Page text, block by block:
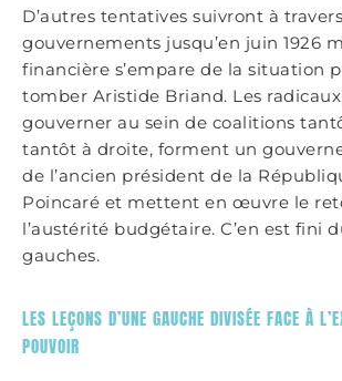
D’autres tentatives suivront à
gouvernements jusqu’en juin 1926
financière s’empare de la situation
tomber Aristide Briand. Les
gouverner au sein de coalitions
tantôt à droite, forment un
de l’ancien président de la
Poincaré et mettent en œuvre le
l’austérité budgétaire. C’en est fini
gauches.
LES LEÇONS D’UNE GAUCHE DIVISÉE FACE À
POUVOIR